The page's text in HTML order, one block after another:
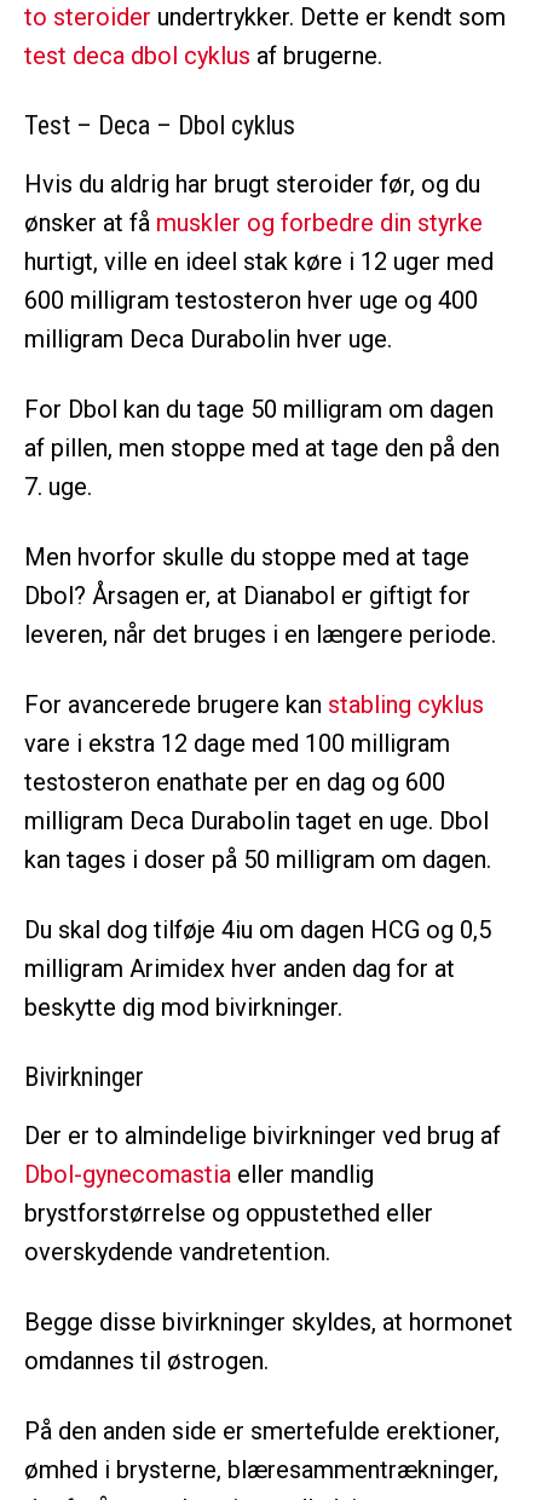
to steroider undertrykker. Dette er kendt som
test deca dbol cyklus af brugerne.
Test – Deca – Dbol cyklus
Hvis du aldrig har brugt steroider før, og du
ønsker at få muskler og forbedre din styrke
hurtigt, ville en ideel stak køre i 12 uger med
600 milligram testosteron hver uge og 400
milligram Deca Durabolin hver uge.
For Dbol kan du tage 50 milligram om dagen
af pillen, men stoppe med at tage den på den
7. uge.
Men hvorfor skulle du stoppe med at tage
Dbol? Årsagen er, at Dianabol er giftigt for
leveren, når det bruges i en længere periode.
For avancerede brugere kan stabling cyklus
vare i ekstra 12 dage med 100 milligram
testosteron enathate per en dag og 600
milligram Deca Durabolin taget en uge. Dbol
kan tages i doser på 50 milligram om dagen.
Du skal dog tilføje 4iu om dagen HCG og 0,5
milligram Arimidex hver anden dag for at
beskytte dig mod bivirkninger.
Bivirkninger
Der er to almindelige bivirkninger ved brug af
Dbol-gynecomastia eller mandlig
brystforstørrelse og oppustethed eller
overskydende vandretention.
Begge disse bivirkninger skyldes, at hormonet
omdannes til østrogen.
På den anden side er smertefulde erektioner,
ømhed i brysterne, blæresammentrækninger,